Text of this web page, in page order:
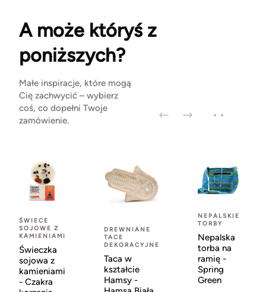
A może któryś z
poniższych?
Małe inspiracje, które mogą
Cię zachwycić – wybierz
coś, co dopełni Twoje
zamówienie.
ŚWIECE
SOJOWE Z
KAMIENIAMI
Świeczka
sojowa z
kamieniami
- Czakra
DREWNIANE
TACE
DEKORACYJNE
Taca w
kształcie
Hamsy -
NEPALSKIE
TORBY
Nepalska
torba na
ramię -
Spring
Green